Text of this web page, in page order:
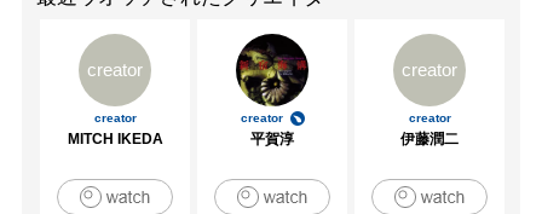
creator
creator
MITCH IKEDA
creator
平賀淳
creator
creator
伊藤潤二